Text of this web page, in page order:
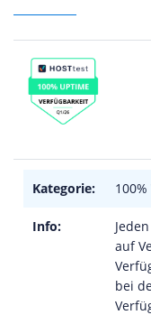
Kategorie:
Info:
auf
bei